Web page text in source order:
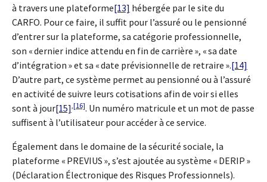
à travers une plateforme[13] hébergée par le site du
CARFO. Pour ce faire, il suffit pour l’assuré ou le pensionné
d’entrer sur la plateforme, sa catégorie professionnelle,
son « dernier indice attendu en fin de carrière », « sa date
d’intégration » et sa « date prévisionnelle de retraire ».[14]
D’autre part, ce système permet au pensionné ou à l’assuré
en activité de suivre leurs cotisations afin de voir si elles
sont à jour[15] [16]. Un numéro matricule et un mot de passe
suffisent à l’utilisateur pour accéder à ce service.
Également dans le domaine de la sécurité sociale, la
plateforme « PREVIUS », s’est ajoutée au système « DERIP »
(Déclaration Électronique des Risques Professionnels).